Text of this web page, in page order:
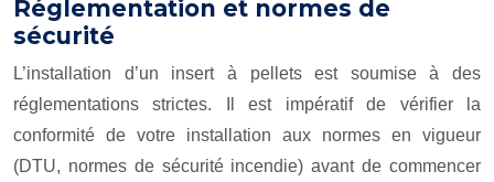
Réglementation et normes de
sécurité
L’installation d’un insert à pellets est soumise à des
réglementations strictes. Il est impératifde vérifier la
conformité de votre installation aux normes en vigueur
(DTU, normes de sécurité incendie) avant de commencer